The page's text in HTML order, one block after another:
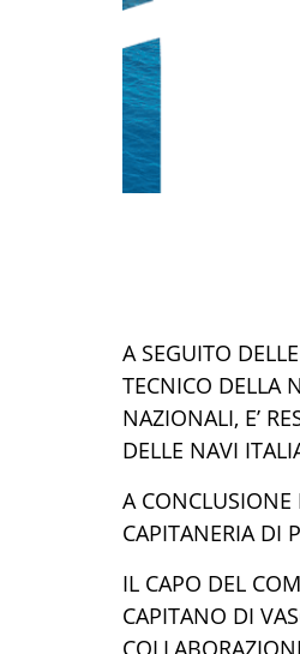
A SEGUITO
TECNICO DELLA
NAZIONALI, E’
DELLE NAVI
A CONCLUSIONE
CAPITANERIA DI
IL CAPO DEL
CAPITANO DI